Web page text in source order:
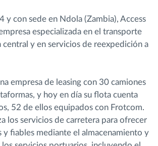
ayudar en el control de la
flota?
y con sede en Ndola (Zambia), Access
especializada en el transporte
central y en servicios de reexpedición a
empresa de leasing con 30 camiones
y hoy en día su flota cuenta
52 de ellos equipados con Frotcom.
los servicios de carretera para ofrecer
y fiables mediante el almacenamiento y